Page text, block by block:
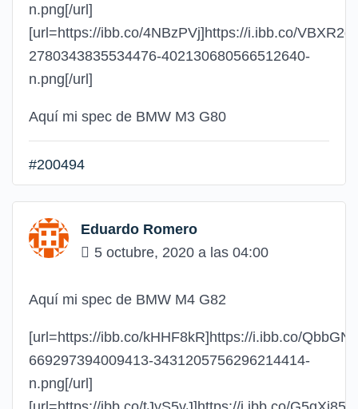
n.png[/url]
[url=https://ibb.co/4NBzPVj]https://i.ibb.co/
2780343835534476-402130680566512640-
n.png[/url]
Aquí mi spec de BMW M3 G80
#200494
Eduardo Romero
5 octubre, 2020 a las 04:00
Aquí mi spec de BMW M4 G82
[url=https://ibb.co/kHHF8kR]https://i.ibb.co/
669297394009413-3431205756296214414-
n.png[/url]